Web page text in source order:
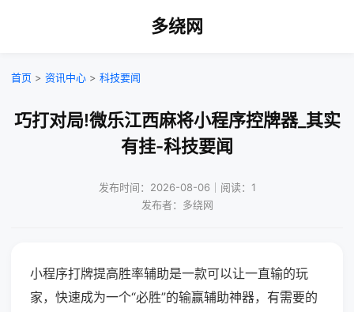
多绕网
首页 > 资讯中心 > 科技要闻
巧打对局!微乐江西麻将小程序控牌器_其实
有挂-科技要闻
发布时间：2026-08-06｜阅读：1
发布者：多绕网
小程序打牌提高胜率辅助是一款可以让一直输的玩
家，快速成为一个“必胜”的输赢辅助神器，有需要的